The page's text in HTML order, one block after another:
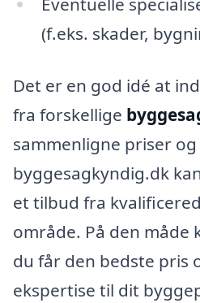
(f.eks. skader,
Det er en god idé at
fra forskellige
sammenligne priser
byggesagkyndig.dk
et tilbud fra
område. På den måde
du får den bedste pris
ekspertise til dit